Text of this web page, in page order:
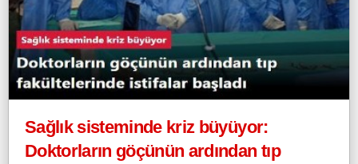
Sağlık sisteminde kriz büyüyor:
Doktorların göçünün ardından tıp